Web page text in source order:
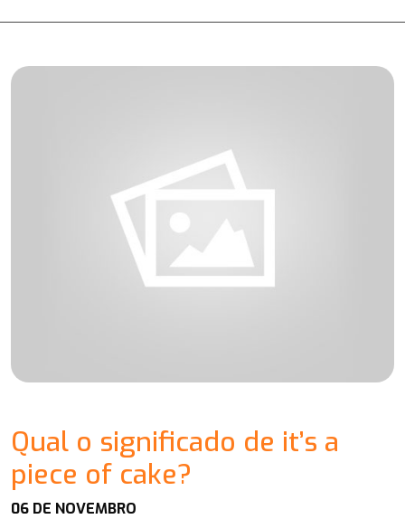
Qual o significado de it’s a
piece of cake?
06 DE NOVEMBRO